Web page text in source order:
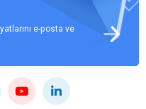
e-posta ve